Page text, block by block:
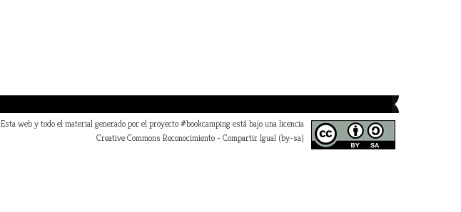
Esta web y todo el material generado por el proyecto #bookcamping está bajo una licencia
Creative Commons Reconocimiento - Compartir Igual (by-sa)